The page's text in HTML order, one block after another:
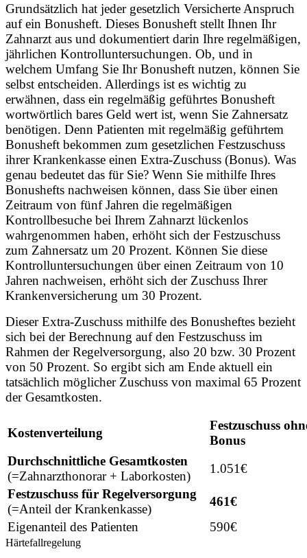
Grundsätzlich hat jeder gesetzlich Versicherte Anspruch
auf ein Bonusheft. Dieses Bonusheft stellt Ihnen Ihr
Zahnarzt aus und dokumentiert darin Ihre regelmäßigen,
jährlichen Kontrolluntersuchungen. Ob, und in
welchem Umfang Sie Ihr Bonusheft nutzen, können Sie
selbst entscheiden. Allerdings ist es wichtig zu
erwähnen, dass ein regelmäßig geführtes Bonusheft
wortwörtlich bares Geld wert ist, wenn Sie Zahnersatz
benötigen. Denn Patienten mit regelmäßig geführtem
Bonusheft bekommen zum gesetzlichen Festzuschuss
ihrer Krankenkasse einen Extra-Zuschuss (Bonus). Was
genau bedeutet das für Sie? Wenn Sie mithilfe Ihres
Bonushefts nachweisen können, dass Sie über einen
Zeitraum von fünf Jahren die regelmäßigen
Kontrollbesuche bei Ihrem Zahnarzt lückenlos
wahrgenommen haben, erhöht sich der Festzuschuss
zum Zahnersatz um 20 Prozent. Können Sie diese
Kontrolluntersuchungen über einen Zeitraum von 10
Jahren nachweisen, erhöht sich der Zuschuss Ihrer
Krankenversicherung um 30 Prozent.
Dieser Extra-Zuschuss mithilfe des Bonusheftes bezieht
sich bei der Berechnung auf den Festzuschuss im
Rahmen der Regelversorgung, also 20 bzw. 30 Prozent
von 50 Prozent. So ergibt sich am Ende aktuell ein
tatsächlich möglicher Zuschuss von maximal 65 Prozent
der Gesamtkosten.
Kostenverteilung
Festzuschuss
Bonus
Durchschnittliche Gesamtkosten
(=Zahnarzthonorar + Laborkosten)
1.051€
Festzuschuss für Regelversorgung
(=Anteil der Krankenkasse)
461€
Eigenanteil des Patienten
590€
Härtefallregelung